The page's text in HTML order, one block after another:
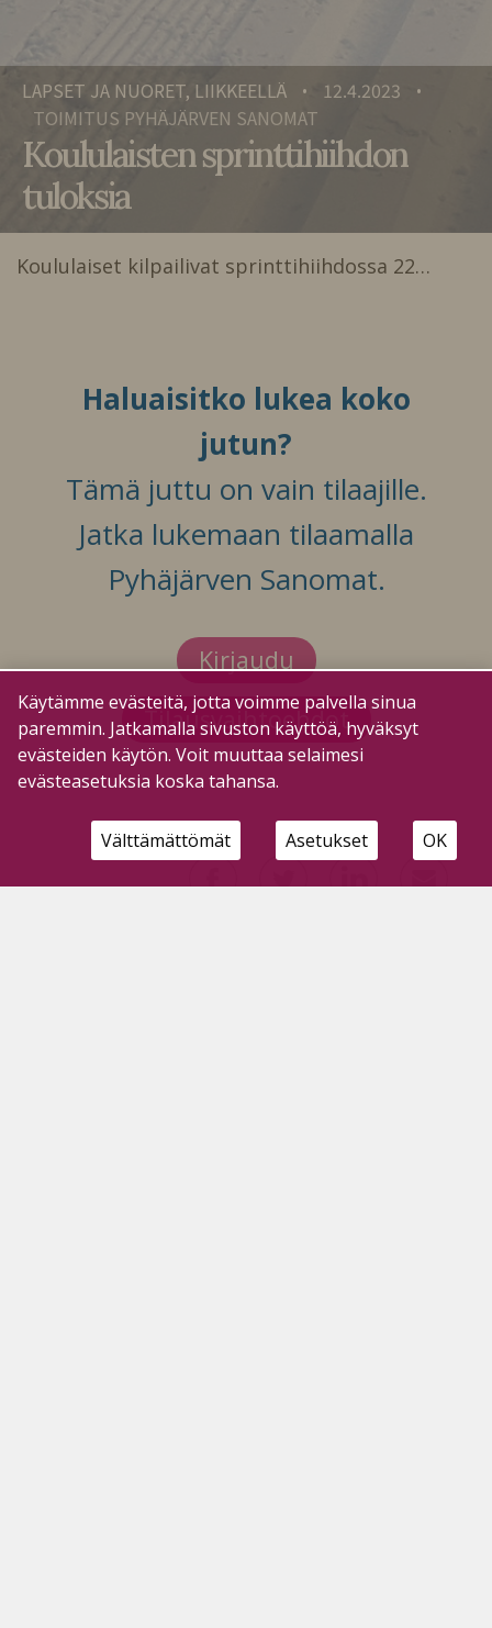
LAPSET JA NUORET, LIIKKEELLÄ • 12.4.2023 •
TOIMITUS PYHÄJÄRVEN SANOMAT
Koululaisten sprinttihiihdon
tuloksia
Koululaiset kilpailivat sprinttihiihdossa 22…
Haluaisitko lukea koko
jutun?
Tämä juttu on vain tilaajille.
Jatka lukemaan tilaamalla
Pyhäjärven Sanomat.
Kirjaudu
Tilausvaihtoehdot
Käytämme evästeitä, jotta voimme palvella sinua
paremmin. Jatkamalla sivuston käyttöä, hyväksyt
evästeiden käytön. Voit muuttaa selaimesi
evästeasetuksia koska tahansa.
Välttämättömät Asetukset OK